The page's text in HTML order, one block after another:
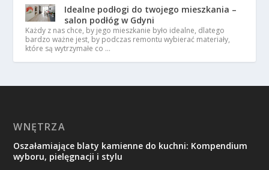
Idealne podłogi do twojego mieszkania –
salon podłóg w Gdyni
Każdy z nas chce, by jego mieszkanie było idealne, dlatego
bardzo ważne jest, by podczas remontu wybierać materiały,
które są wytrzymałe co …
WNĘTRZA
Oszałamiające blaty kamienne do kuchni: Kompendium
wyboru, pielęgnacji i stylu